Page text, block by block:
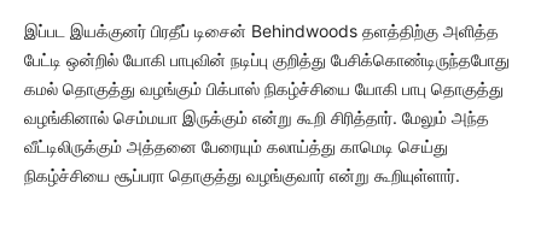
இப்பட இயக்குனர் பிரதீப் டிசைன் Behindwoods தளத்திற்கு அளித்த
பேட்டி ஒன்றில் யோகி பாபுவின் நடிப்பு குறித்து பேசிக்கொண்டிருந்தபோது
கமல் தொகுத்து வழங்கும் பிக்பாஸ் நிகழ்ச்சியை யோகி பாபு தொகுத்து
வழங்கினால் செம்மயா இருக்கும் என்று கூறி சிரித்தார். மேலும் அந்த
வீட்டிலிருக்கும் அத்தனை பேரையும் கலாய்த்து காமெடி செய்து
நிகழ்ச்சியை சூப்பரா தொகுத்து வழங்குவார் என்று கூறியுள்ளார்.